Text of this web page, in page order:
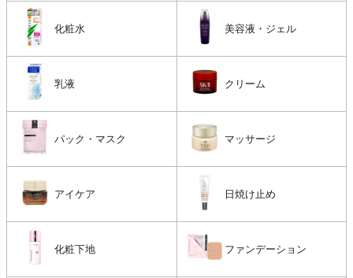
化粧水 美容液・ジェル
乳液 クリーム
パック・マスク マッサージ
アイケア 日焼け止め
化粧下地 ファンデーション